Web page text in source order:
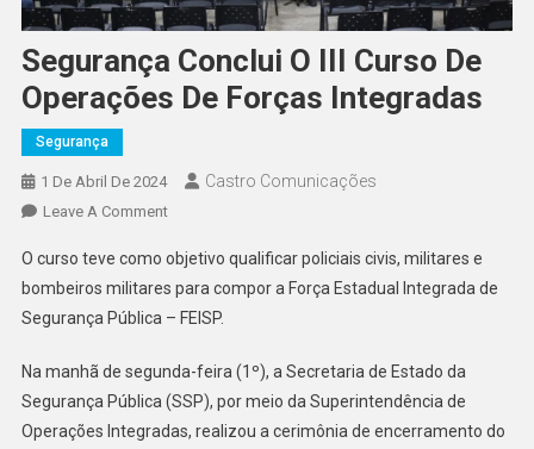
Segurança Conclui O III Curso De
Operações De Forças Integradas
Segurança
1 De Abril De 2024 Castro Comunicações
Leave A Comment
O curso teve como objetivo qualificar policiais civis, militares e
bombeiros militares para compor a Força Estadual Integrada de
Segurança Pública – FEISP.
Na manhã de segunda-feira (1º), a Secretaria de Estado da
Segurança Pública (SSP), por meio da Superintendência de
Operações Integradas, realizou a cerimônia de encerramento do